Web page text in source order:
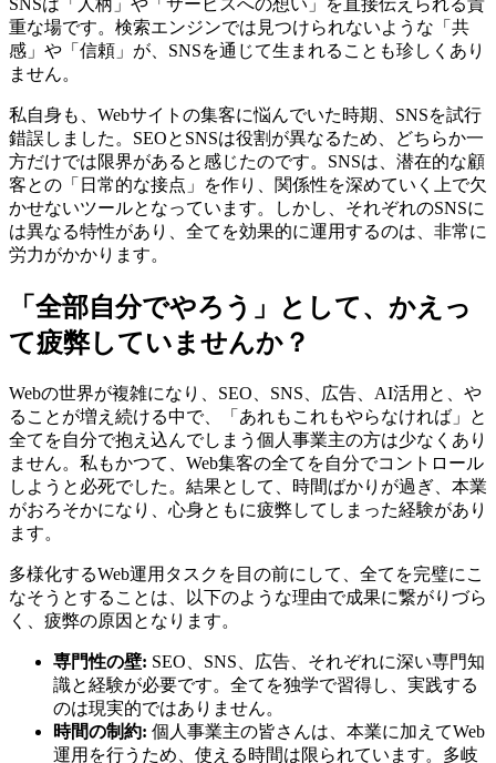
SNSは「人柄」や「サービスへの想い」を直接伝えられる貴
重な場です。検索エンジンでは見つけられないような「共
感」や「信頼」が、SNSを通じて生まれることも珍しくあり
ません。
私自身も、Webサイトの集客に悩んでいた時期、SNSを試行
錯誤しました。SEOとSNSは役割が異なるため、どちらか一
方だけでは限界があると感じたのです。SNSは、潜在的な顧
客との「日常的な接点」を作り、関係性を深めていく上で欠
かせないツールとなっています。しかし、それぞれのSNSに
は異なる特性があり、全てを効果的に運用するのは、非常に
労力がかかります。
「全部自分でやろう」として、かえっ
て疲弊していませんか？
Webの世界が複雑になり、SEO、SNS、広告、AI活用と、や
ることが増え続ける中で、「あれもこれもやらなければ」と
全てを自分で抱え込んでしまう個人事業主の方は少なくあり
ません。私もかつて、Web集客の全てを自分でコントロール
しようと必死でした。結果として、時間ばかりが過ぎ、本業
がおろそかになり、心身ともに疲弊してしまった経験があり
ます。
多様化するWeb運用タスクを目の前にして、全てを完璧にこ
なそうとすることは、以下のような理由で成果に繋がりづら
く、疲弊の原因となります。
専門性の壁: SEO、SNS、広告、それぞれに深い専門知
識と経験が必要です。全てを独学で習得し、実践する
のは現実的ではありません。
時間の制約: 個人事業主の皆さんは、本業に加えてWeb
運用を行うため、使える時間は限られています。多岐